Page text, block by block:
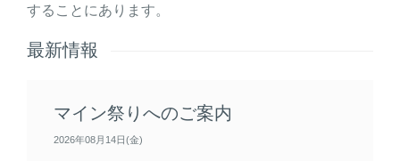
することにあります。
最新情報
マイン祭りへのご案内
2026年08月14日(金)